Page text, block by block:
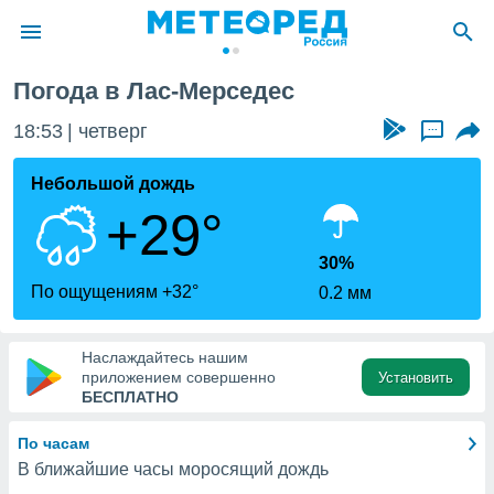
о
Вы можете
к этому
доступ
Погода в Лас-Мерседес
18:53 четверг ...
Небольшой дождь
+29°
По ощущениям +32°
30%
0.2 мм
Наслаждайтесь нашим
приложением совершенно
БЕСПЛАТНО
Установить
По часам
В ближайшие часы моросящий дождь